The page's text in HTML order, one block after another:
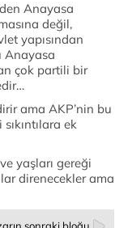
Anayasa
değil,
yapısından
Anayasa
çok partili bir
ama AKP’nin bu
ek
yaşları gereği
direnecekler ama